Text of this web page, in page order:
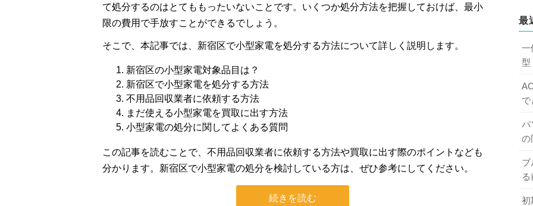
て処分するのはとてももったいないことです。いくつか処分方法を把握しておけば、最小
限の費用で手放すことができるでしょう。
そこで、本記事では、新宿区で小型家電を処分する方法について詳しく説明します。
新宿区の小型家電対象品目は？
新宿区で小型家電を処分する方法
不用品回収業者に依頼する方法
まだ使える小型家電を買取に出す方法
小型家電の処分に関してよくある質問
この記事を読むことで、不用品回収業者に依頼する方法や買取に出す際のポイントなども
分かります。新宿区で小型家電の処分を検討している方は、ぜひ参考にしてください。
続きを読む
最
一
型
で
パ
の
ブ
初